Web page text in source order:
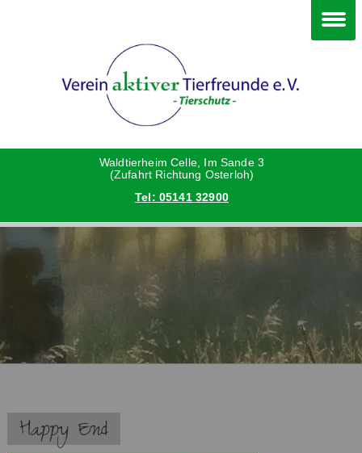
Waldtierheim Celle, Im Sande 3
(Zufahrt Richtung Osterloh)
Tel: 05141 32900
Navigation
überspringen
Happy End
Katzen
Vermittlungshilfe privat
Danke an die Helfer
Vorstand
Satzung